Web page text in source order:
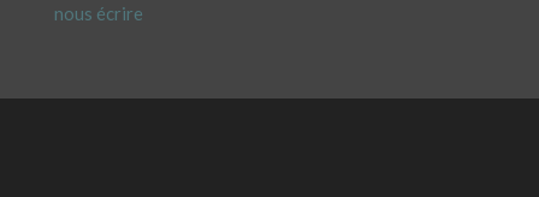
nous écrire